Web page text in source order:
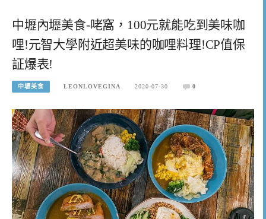
中壢內壢美食-咾窩，100元就能吃到美味咖
哩!元智大學附近超美味的咖哩料理!CP值保
証爆表!
中壢美食 LEONLOVEGINA 2020-07-30 0